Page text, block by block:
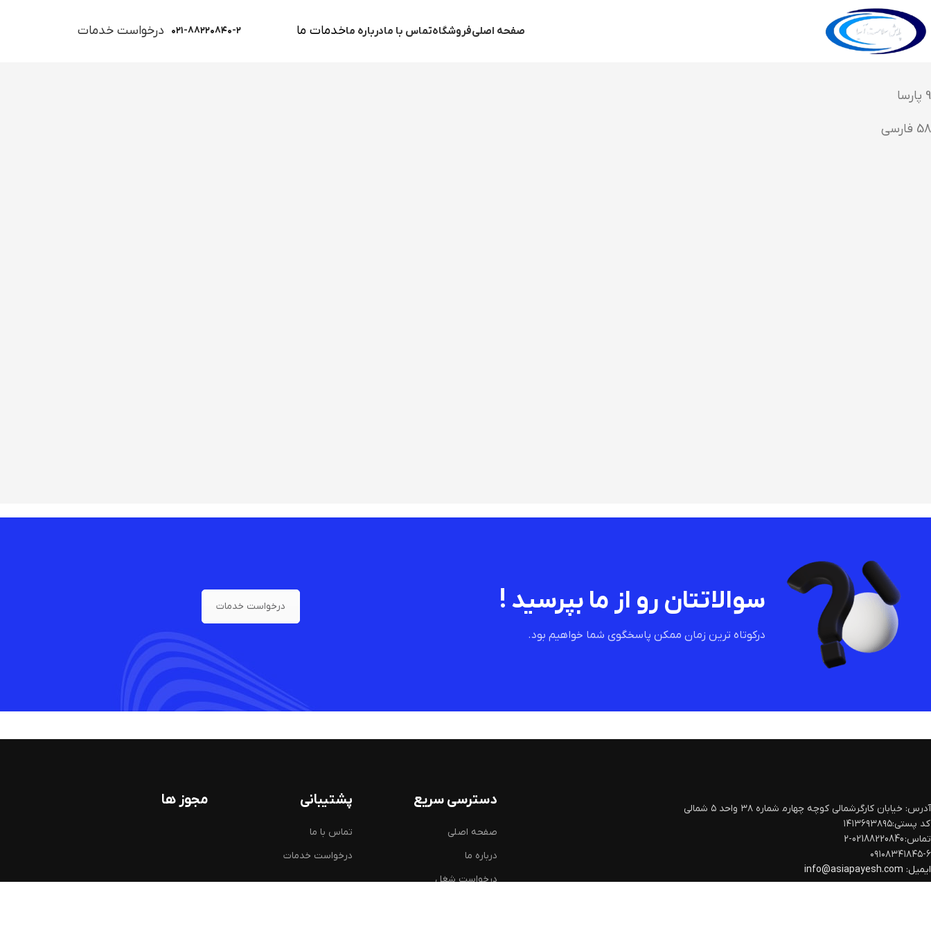
صفحه اصلیفروشگاهتماس با مادرباره ماخدمات ما ۰۲۱-۸۸۲۲۰۸۴۰-۲ درخواست خدمات
9 پارسا
58 فارسی
سوالاتتان رو از ما بپرسید !
درکوتاه ترین زمان ممکن پاسخگوی شما خواهیم بود.
درخواست خدمات
آدرس: خیابان کارگرشمالی کوچه چهارم‍ شماره ۳۸ واحد ۵ شمالی
کد پستی:۱۴۱۳۶۹۳۸۹۵
تماس: 02188220840-2
۰۹۱۰۸۳۴۱۸۴۵-۶
ایمیل:
دسترسی سریع
صفحه اصلی
درباره ما
درخواست شغل
پشتیبانی
تماس با ما
درخواست خدمات
مجوز ها